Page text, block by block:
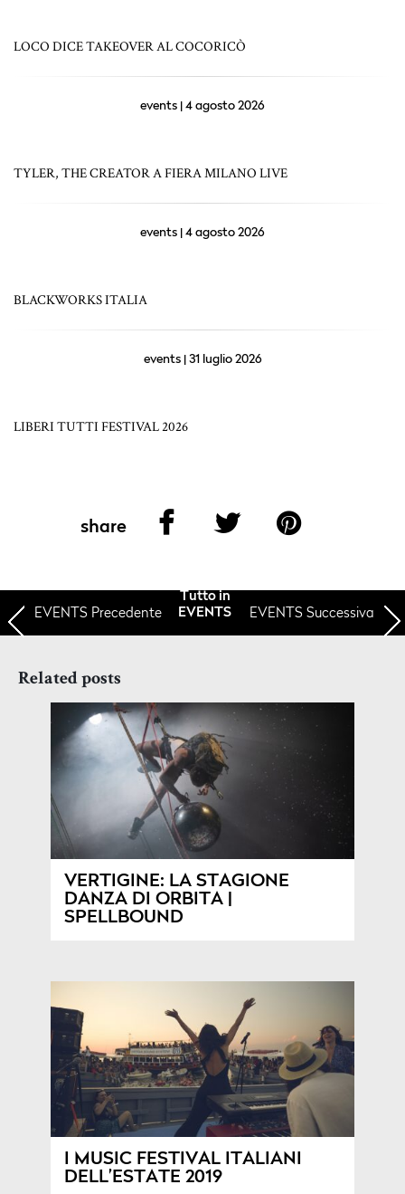
LOCO DICE TAKEOVER AL COCORICÒ
events | 4 agosto 2026
TYLER, THE CREATOR A FIERA MILANO LIVE
events | 4 agosto 2026
BLACKWORKS ITALIA
events | 31 luglio 2026
LIBERI TUTTI FESTIVAL 2026
share
EVENTS Precedente
Tutto in
EVENTS
EVENTS Successiva
Related posts
VERTIGINE: LA STAGIONE
DANZA DI ORBITA |
SPELLBOUND
I MUSIC FESTIVAL ITALIANI
DELL’ESTATE 2019